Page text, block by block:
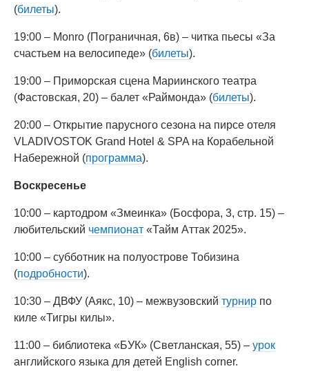
(билеты).
19:00 – Monro (Пограничная, 6в) – читка пьесы «За
счастьем на велосипеде» (билеты).
19:00 – Приморская сцена Мариинского театра
(Фастовская, 20) – балет «Раймонда» (билеты).
20:00 – Открытие парусного сезона на пирсе отеля
VLADIVOSTOK Grand Hotel & SPA на Корабельной
Набережной (программа).
Воскресенье
10:00 – картодром «Змеинка» (Босфора, 3, стр. 15) –
любительский чемпионат «Тайм Аттак 2025».
10:00 – субботник на полуострове Тобизина
(подробности).
10:30 – ДВФУ (Аякс, 10) – межвузовский турнир по
киле «Тигры килы».
11:00 – библиотека «БУК» (Светланская, 55) – урок
английского языка для детей English corner.